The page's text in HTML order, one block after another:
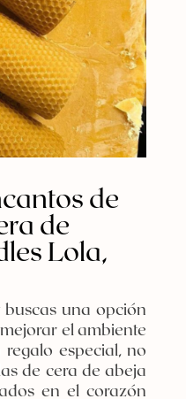
de
de
Lola,
buscas una opción
el ambiente
especial, no
de cera de abeja
en el corazón